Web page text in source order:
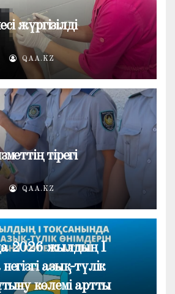
жүргізілді
QAA.KZ
тірегі
QAA.KZ
2026 жылдың I
азық-түлік
көлемі артты